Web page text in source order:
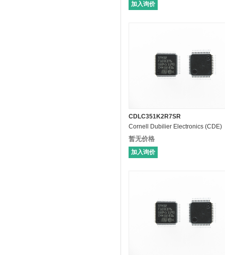
加入询价
CDLC351K2R7SR
Cornell Dubilier Electronics (CDE)
暂无价格
加入询价